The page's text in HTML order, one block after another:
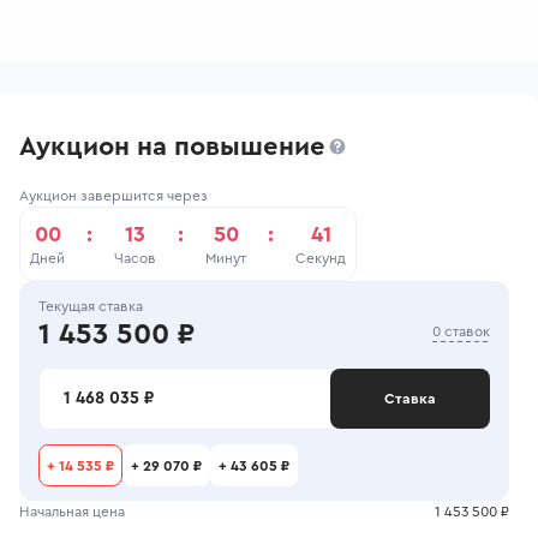
Аукцион на повышение
Аукцион завершится через
00
Дней
: 13
Часов
: 50
Минут
: 40
Секунд
Текущая ставка
1 453 500 ₽ 0 ставок
1 468 035 ₽ Ставка
+ 14 535 ₽ + 29 070 ₽ + 43 605 ₽
Начальная цена 1 453 500 ₽